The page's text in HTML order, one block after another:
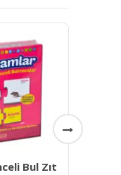
Sayılar